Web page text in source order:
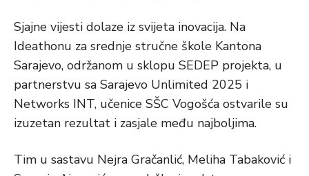
Sjajne vijesti dolaze iz svijeta inovacija. Na
Ideathonu za srednje stručne škole Kantona
Sarajevo, održanom u sklopu SEDEP projekta, u
partnerstvu sa Sarajevo Unlimited 2025 i
Networks INT, učenice SŠC Vogošća ostvarile su
izuzetan rezultat i zasjale među najboljima.
Tim u sastavu Nejra Gračanlić, Meliha Tabaković i